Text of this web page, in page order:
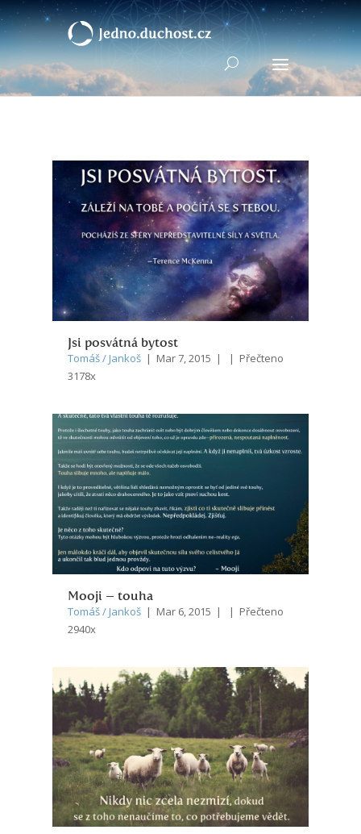
Jsi posvátná bytost
Tomáš / Jankoš | Mar 7, 2015 | | Přečteno
3178x
Mooji – touha
Tomáš / Jankoš | Mar 6, 2015 | | Přečteno
2940x